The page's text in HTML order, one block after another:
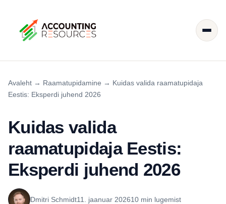
Avaleht → Raamatupidamine → Kuidas valida raamatupidaja
Eestis: Eksperdi juhend 2026
Kuidas valida
raamatupidaja Eestis:
Eksperdi juhend 2026
Dmitri Schmidt11. jaanuar 202610 min lugemist